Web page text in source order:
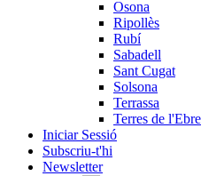
Osona
Ripollès
Rubí
Sabadell
Sant Cugat
Solsona
Terrassa
Terres de l'Ebre
Iniciar Sessió
Subscriu-t'hi
Newsletter